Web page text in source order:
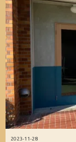
2023-11-28